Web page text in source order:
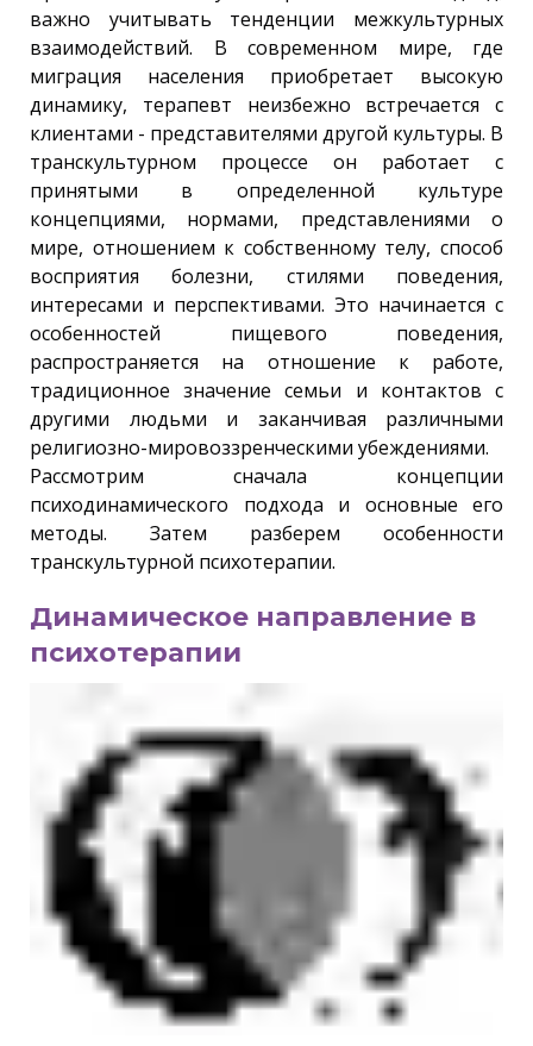
важно учитывать тенденции межкультурных
взаимодействий. В современном мире, где
миграция населения приобретает высокую
динамику, терапевт неизбежно встречается с
клиентами - представителями другой культуры. В
транскультурном процессе он работает с
принятыми в определенной культуре
концепциями, нормами, представлениями о
мире, отношением к собственному телу, способ
восприятия болезни, стилями поведения,
интересами и перспективами. Это начинается с
особенностей пищевого поведения,
распространяется на отношение к работе,
традиционное значение семьи и контактов с
другими людьми и заканчивая различными
религиозно-мировоззренческими убеждениями.
Рассмотрим сначала концепции
психодинамического подхода и основные его
методы. Затем разберем особенности
транскультурной психотерапии.
Динамическое направление в
психотерапии